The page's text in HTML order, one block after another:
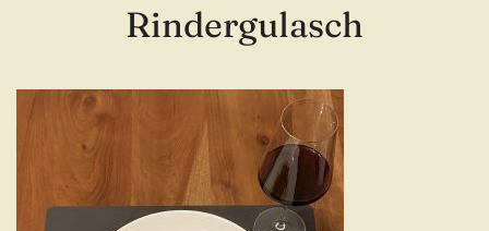
Rindergulasch